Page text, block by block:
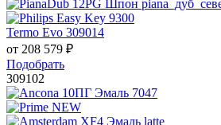
Termo Evo 309014
от 208 579 ₽
Подобрать
309102